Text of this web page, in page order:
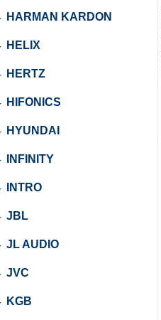
HARMAN KARDON
HELIX
HERTZ
HIFONICS
HYUNDAI
INFINITY
INTRO
JBL
JL AUDIO
JVC
KGB